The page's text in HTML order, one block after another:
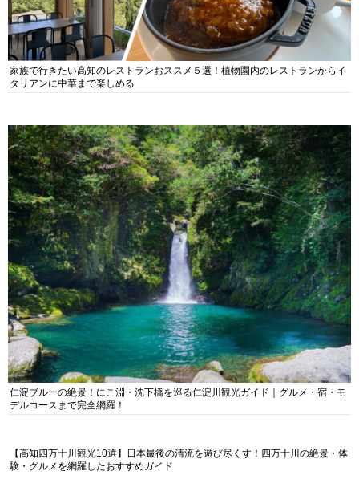
家族で行きたい高知のレストランおススメ５選！植物園内のレストランからイ
タリアンに中華まで楽しめる
仁淀ブルーの絶景！にこ淵・沈下橋を巡る仁淀川観光ガイド｜グルメ・宿・モ
デルコースまで完全網羅！
【高知四万十川観光10選】日本最後の清流を遊び尽くす！四万十川の絶景・体
験・グルメを網羅したおすすめガイド